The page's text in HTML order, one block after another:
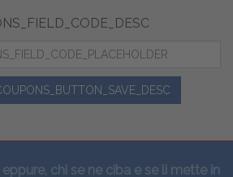
chi se ne ciba e se li mette in